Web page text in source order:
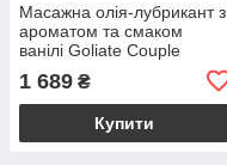
Масажна олія-лубрикант з
ароматом та смаком
ванілі Goliate Couple
1 689 ₴
Купити